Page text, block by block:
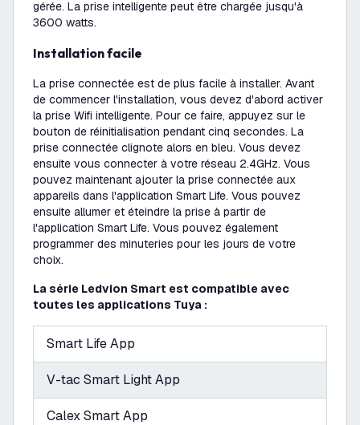
gérée. La prise intelligente peut être chargée jusqu'à
3600 watts.
Installation facile
La prise connectée est de plus facile à installer. Avant
de commencer l'installation, vous devez d'abord activer
la prise Wifi intelligente. Pour ce faire, appuyez sur le
bouton de réinitialisation pendant cinq secondes. La
prise connectée clignote alors en bleu. Vous devez
ensuite vous connecter à votre réseau 2.4GHz. Vous
pouvez maintenant ajouter la prise connectée aux
appareils dans l'application Smart Life. Vous pouvez
ensuite allumer et éteindre la prise à partir de
l'application Smart Life. Vous pouvez également
programmer des minuteries pour les jours de votre
choix.
La série Ledvion Smart est compatible avec
toutes les applications Tuya :
Smart Life App
V-tac Smart Light App
Calex Smart App